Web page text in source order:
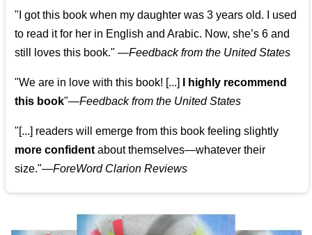
"I got this book when my daughter was 3 years old. I used
to read it for her in English and Arabic. Now, she’s 6 and
still loves this book." —Feedback from the United States
"We are in love with this book! [...]
I highly recommend
this book"—Feedback from the United States
"[...] readers will emerge from this book feeling slightly
more confident about themselves—whatever their
size."—ForeWord Clarion Reviews